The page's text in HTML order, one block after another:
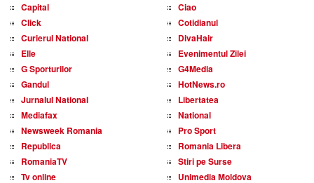
Capital
Ciao
Click
Cotidianul
Curierul National
DivaHair
Elle
Evenimentul Zilei
G Sporturilor
G4Media
Gandul
HotNews.ro
Jurnalul National
Libertatea
Mediafax
National
Newsweek Romania
Pro Sport
Republica
Romania Libera
RomaniaTV
Stiri pe Surse
Tv online
Unimedia Moldova